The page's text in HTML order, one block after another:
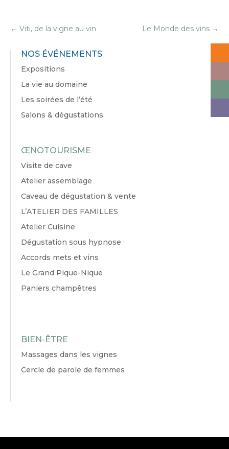
← Viti, de la vigne au vin Le Monde des vins →
NOS ÉVÉNEMENTS
Expositions
La vie au domaine
Les soirées de l’été
Salons & dégustations
ŒNOTOURISME
Visite de cave
Atelier assemblage
Caveau de dégustation & vente
L’ATELIER DES FAMILLES
Atelier Cuisine
Dégustation sous hypnose
Accords mets et vins
Le Grand Pique-Nique
Paniers champêtres
BIEN-ÊTRE
Massages dans les vignes
Cercle de parole de femmes